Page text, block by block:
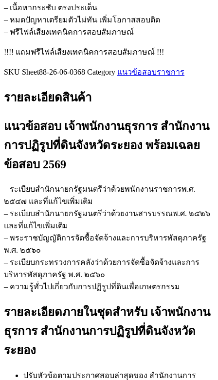
– เนื้อหากระชับ ตรงประเด็น
– หมดปัญหาเตรียมตัวไม่ทัน เพิ่มโอกาสสอบติด
– ฟรีไฟล์เสียงเทคนิคการสอบสัมภาษณ์
!!!! แถมฟรีไฟล์เสียงเทคนิคการสอบสัมภาษณ์ !!!
SKU Sheet88-26-06-0368 Category แนวข้อสอบราชการ
รายละเอียดสินค้า
แนวข้อสอบ เจ้าพนักงานธุรการ สำนักงาน
การปฏิรูปที่ดินจังหวัดระยอง พร้อมเฉลย
ข้อสอบ 2569
– ระเบียบสำนักนายกรัฐมนตรีว่าด้วยพนักงานราชการพ.ศ.
๒๕๔๗ และที่แก้ไขเพิ่มเติม
– ระเบียบสำนักนายกรัฐมนตรีว่าด้วยงานสารบรรณพ.ศ. ๒๕๒๖
และที่แก้ไขเพิ่มเติม
– พระราชบัญญัติการจัดซื้อจัดจ้างและการบริหารพัสดุภาครัฐ
พ.ศ. ๒๕๖๐
– ระเบียบกระทรวงการคลังว่าด้วยการจัดซื้อจัดจ้างและการ
บริหารพัสดุภาครัฐ พ.ศ. ๒๕๖๐
– ความรู้ทั่วไปเกี่ยวกับการปฏิรูปที่ดินเพื่อเกษตรกรรม
รายละเอียดภายในชุดสำหรับ เจ้าพนักงาน
ธุรการ สำนักงานการปฏิรูปที่ดินจังหวัด
ระยอง
ปรับหัวข้อตามประกาศสอบล่าสุดของ สำนักงานการ